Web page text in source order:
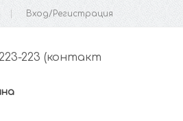
Вход/Регистрация
223 (контакт